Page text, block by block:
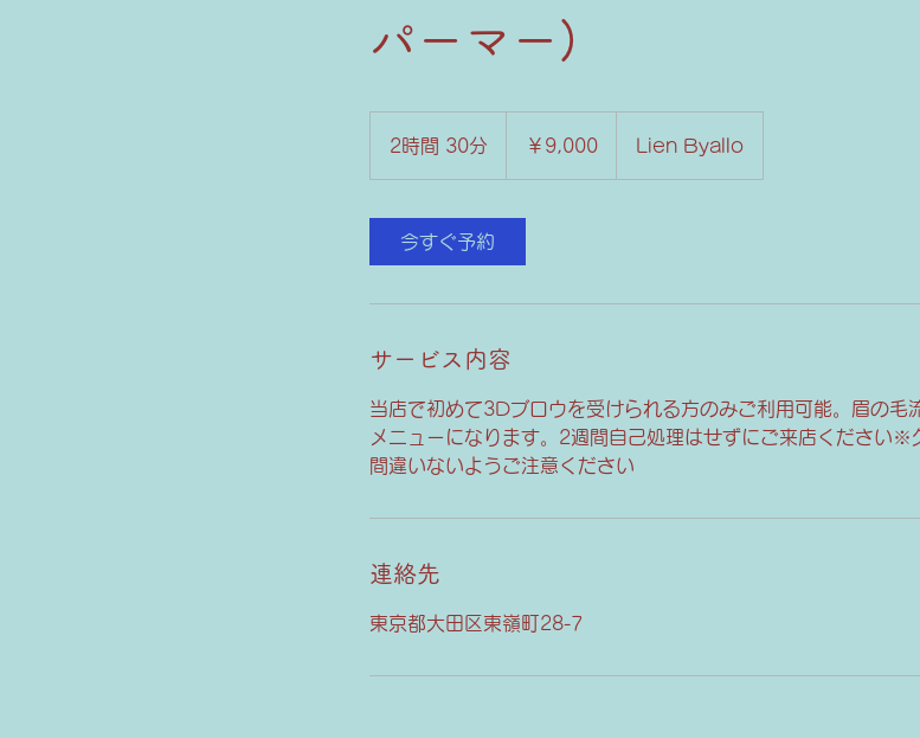
パーマー)
2時間 30分
3
￥9,000 Lien Byallo
今すぐ予約
サービス内容
当店で初めて3Dブロウを受けられる方のみご利用可能。眉の毛
メニューになります。2週間自己処理はせずにご来店ください
間違いないようご注意ください
連絡先
東京都大田区東嶺町28-7